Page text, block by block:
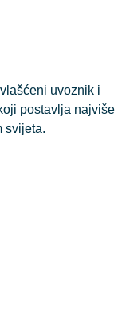
uvoznik i
postavlja najviše
svijeta.